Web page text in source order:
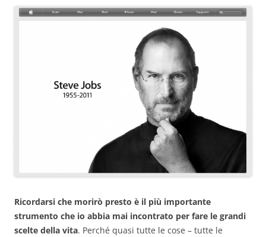
Ricordarsi che morirò presto è il più importante
strumento che io abbia mai incontrato per fare le grandi
scelte della vita. Perché quasi tutte le cose – tutte le